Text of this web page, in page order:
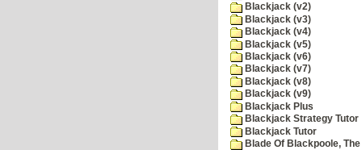
Blackjack (v2)
Blackjack (v3)
Blackjack (v4)
Blackjack (v5)
Blackjack (v6)
Blackjack (v7)
Blackjack (v8)
Blackjack (v9)
Blackjack Plus
Blackjack Strategy Tutor
Blackjack Tutor
Blade Of Blackpoole, The